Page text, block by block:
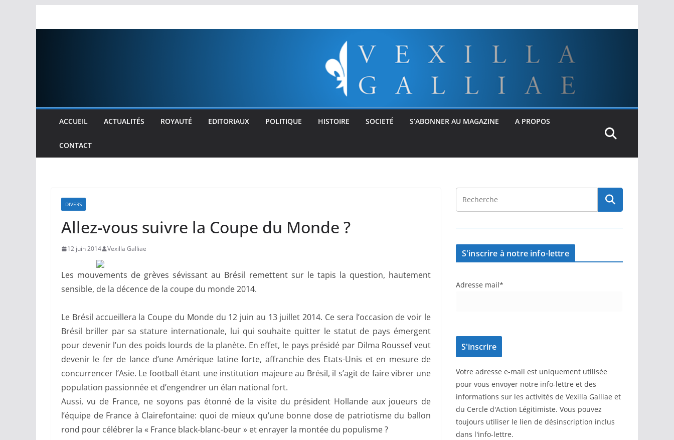
ACCUEIL ACTUALITÉS ROYAUTÉ EDITORIAUX POLITIQUE HISTOIRE SOCIETÉ S’ABONNER AU MAGAZINE A PROPOS
CONTACT
DIVERS
Allez-vous suivre la Coupe du Monde ?
12 juin 2014 Vexilla Galliae
Les mouvements de grèves sévissant au Brésil remettent sur le tapis la question, hautement
sensible, de la décence de la coupe du monde 2014.
Le Brésil accueillera la Coupe du Monde du 12 juin au 13 juillet 2014. Ce sera l’occasion de voir le
Brésil briller par sa stature internationale, lui qui souhaite quitter le statut de pays émergent
pour devenir l’un des poids lourds de la planète. En effet, le pays présidé par Dilma Roussef veut
devenir le fer de lance d’une Amérique latine forte, affranchie des Etats-Unis et en mesure de
concurrencer l’Asie. Le football étant une institution majeure au Brésil, il s’agit de faire vibrer une
population passionnée et d’engendrer un élan national fort.
Aussi, vu de France, ne soyons pas étonné de la visite du président Hollande aux joueurs de
l’équipe de France à Clairefontaine: quoi de mieux qu’une bonne dose de patriotisme du ballon
rond pour célébrer la « France black-blanc-beur » et enrayer la montée du populisme ?
S'inscrire à notre info-lettre
Adresse mail*
Votre adresse e-mail est uniquement utilisée
pour vous envoyer notre info-lettre et des
informations sur les activités de Vexilla Galliae et
du Cercle d'Action Légitimiste. Vous pouvez
toujours utiliser le lien de désinscription inclus
dans l'info-lettre.